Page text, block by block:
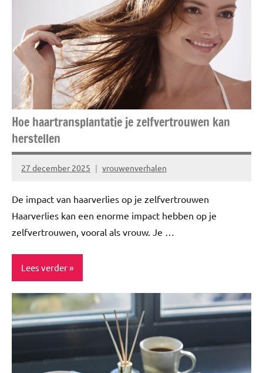
Hoe haartransplantatie je zelfvertrouwen kan
herstellen
27 december 2025 vrouwenverhalen
De impact van haarverlies op je zelfvertrouwen
Haarverlies kan een enorme impact hebben op je
zelfvertrouwen, vooral als vrouw. Je …
Lees verder
Beauty
Haarverzorging